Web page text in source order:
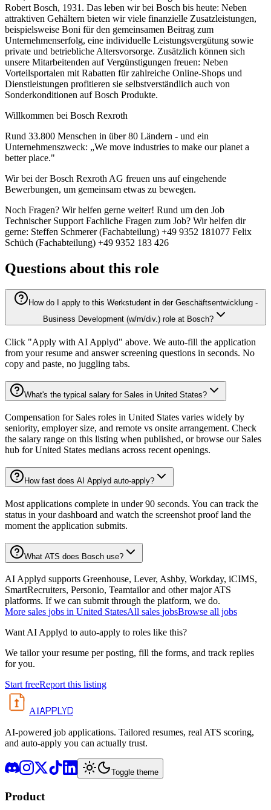
Robert Bosch, 1931. Das leben wir bei Bosch bis heute: Neben
attraktiven Gehältern bieten wir viele finanzielle Zusatzleistungen,
beispielsweise Boni für den gemeinsamen Beitrag zum
Unternehmenserfolg, eine individuelle Leistungsvergütung sowie
private und betriebliche Altersvorsorge. Zusätzlich können sich
unsere Mitarbeitenden auf Vergünstigungen freuen: Neben
Vorteilsportalen mit Rabatten für zahlreiche Online-Shops und
Dienstleistungen profitieren sie selbstverständlich auch von
Sonderkonditionen auf Bosch Produkte.
Willkommen bei Bosch Rexroth
Rund 33.800 Menschen in über 80 Ländern - und ein
Unternehmenszweck: „We move industries to make our planet a
better place."
Wir bei der Bosch Rexroth AG freuen uns auf eingehende
Bewerbungen, um gemeinsam etwas zu bewegen.
Noch Fragen? Wir helfen gerne weiter! Rund um den Job
Technischer Support Fachliche Fragen zum Job? Wir helfen dir
gerne: Steffen Schmerer (Fachabteilung) +49 9352 181077 Felix
Schüch (Fachabteilung) +49 9352 183 426
Questions about this role
How do I apply to this Werkstudent in der Geschäftsentwicklung -
Business Development (w/m/div.) role at Bosch?
Click "Apply with AI Applyd" above. We auto-fill the application
from your resume and answer screening questions in seconds. No
copy and paste, no juggling tabs.
What's the typical salary for Sales in United States?
Compensation for Sales roles in United States varies widely by
seniority, employer size, and remote vs onsite arrangement. Check
the salary range on this listing when published, or browse our Sales
hub for United States medians across recent openings.
How fast does AI Applyd auto-apply?
Most applications complete in under 90 seconds. You can track the
status in your dashboard and watch the screenshot proof land the
moment the application submits.
What ATS does Bosch use?
AI Applyd supports Greenhouse, Lever, Ashby, Workday, iCIMS,
SmartRecruiters, Personio, Teamtailor and other major ATS
platforms. If we can submit through the platform, we do.
More sales jobs in United StatesAll sales jobsBrowse all jobs
Want AI Applyd to auto-apply to roles like this?
We tailor your resume per posting, fill the forms, and track replies
for you.
Start freeReport this listing
AIAPPLYD
AI-powered job applications. Tailored resumes, real ATS scoring,
and auto-apply you can actually trust.
Toggle theme
Product